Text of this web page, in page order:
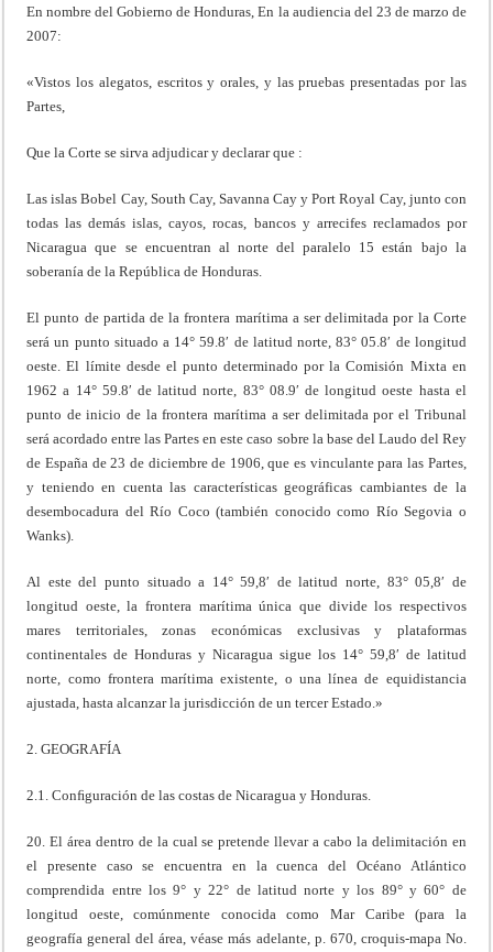
En nombre del Gobierno de Honduras, En la audiencia del 23 de marzo de
2007:
«Vistos los alegatos, escritos y orales, y las pruebas presentadas por las
Partes,
Que la Corte se sirva adjudicar y declarar que :
Las islas Bobel Cay, South Cay, Savanna Cay y Port Royal Cay, junto con
todas las demás islas, cayos, rocas, bancos y arrecifes reclamados por
Nicaragua que se encuentran al norte del paralelo 15 están bajo la
soberanía de la República de Honduras.
El punto de partida de la frontera marítima a ser delimitada por la Corte
será un punto situado a 14° 59.8′ de latitud norte, 83° 05.8′ de longitud
oeste. El límite desde el punto determinado por la Comisión Mixta en
1962 a 14° 59.8′ de latitud norte, 83° 08.9′ de longitud oeste hasta el
punto de inicio de la frontera marítima a ser delimitada por el Tribunal
será acordado entre las Partes en este caso sobre la base del Laudo del Rey
de España de 23 de diciembre de 1906, que es vinculante para las Partes,
y teniendo en cuenta las características geográficas cambiantes de la
desembocadura del Río Coco (también conocido como Río Segovia o
Wanks).
Al este del punto situado a 14° 59,8′ de latitud norte, 83° 05,8′ de
longitud oeste, la frontera marítima única que divide los respectivos
mares territoriales, zonas económicas exclusivas y plataformas
continentales de Honduras y Nicaragua sigue los 14° 59,8′ de latitud
norte, como frontera marítima existente, o una línea de equidistancia
ajustada, hasta alcanzar la jurisdicción de un tercer Estado.»
2. GEOGRAFÍA
2.1. Conﬁguración de las costas de Nicaragua y Honduras.
20. El área dentro de la cual se pretende llevar a cabo la delimitación en
el presente caso se encuentra en la cuenca del Océano Atlántico
comprendida entre los 9° y 22° de latitud norte y los 89° y 60° de
longitud oeste, comúnmente conocida como Mar Caribe (para la
geografía general del área, véase más adelante, p. 670, croquis-mapa No.